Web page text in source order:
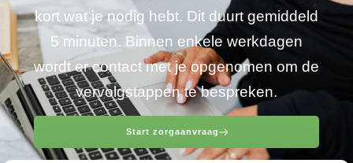
kort wat je nodig hebt. Dit duurt gemiddeld
5 minuten. Binnen enkele werkdagen
wordt er contact met je opgenomen om de
vervolgstappen te bespreken.
Start zorgaanvraag